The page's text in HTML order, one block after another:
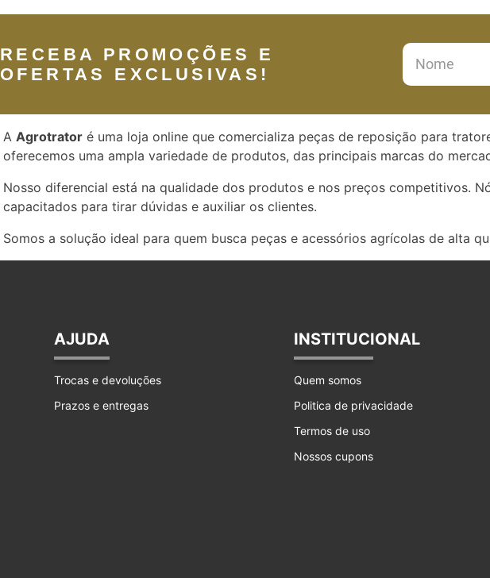
RECEBA PROMOÇÕES E
OFERTAS EXCLUSIVAS!
A Agrotrator é uma loja online que comercializa peças de reposição para
oferecemos uma ampla variedade de produtos, das principais marcas do
Nosso diferencial está na qualidade dos produtos e nos preços competitivos.
capacitados para tirar dúvidas e auxiliar os clientes.
Somos a solução ideal para quem busca peças e acessórios agrícolas de alta
AJUDA
Trocas e devoluções
Prazos e entregas
INSTITUCIONAL
Quem somos
Politica de privacidade
Termos de uso
Nossos cupons